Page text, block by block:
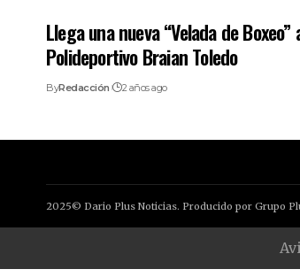
Llega una nueva “Velada de Boxeo”
Polideportivo Braian Toledo
ByRedacción 2 años ago
2025© Dario Plus Noticias. Producido por Grupo